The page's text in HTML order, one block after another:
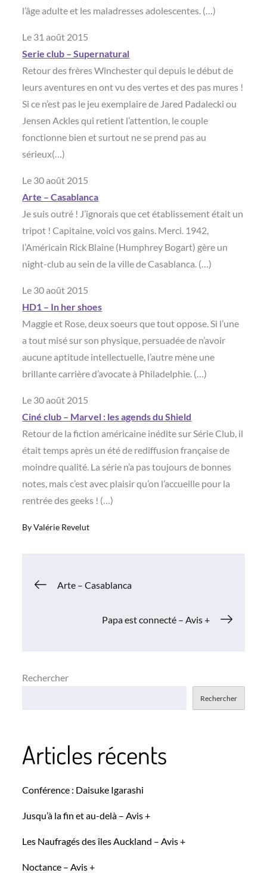
l’âge adulte et les maladresses adolescentes. (…)
Le 31 août 2015
Serie club – Supernatural
Retour des frères Winchester qui depuis le début de
leurs aventures en ont vu des vertes et des pas mures !
Si ce n’est pas le jeu exemplaire de Jared Padalecki ou
Jensen Ackles qui retient l’attention, le couple
fonctionne bien et surtout ne se prend pas au
sérieux(…)
Le 30 août 2015
Arte – Casablanca
Je suis outré ! J’ignorais que cet établissement était un
tripot ! Capitaine, voici vos gains. Merci. 1942,
l’Américain Rick Blaine (Humphrey Bogart) gère un
night-club au sein de la ville de Casablanca. (…)
Le 30 août 2015
HD1 – In her shoes
Maggie et Rose, deux soeurs que tout oppose. Si l’une
a tout misé sur son physique, persuadée de n’avoir
aucune aptitude intellectuelle, l’autre mène une
brillante carrière d’avocate à Philadelphie. (…)
Le 30 août 2015
Ciné club – Marvel : les agends du Shield
Retour de la fiction américaine inédite sur Série Club, il
était temps après un été de rediffusion française de
moindre qualité. La série n’a pas toujours de bonnes
notes, mais c’est avec plaisir qu’on l’accueille pour la
rentrée des geeks ! (…)
ByValérie Revelut
Navigation
Arte – Casablanca
Papa est connecté – Avis +
Rechercher
Rechercher
Articles récents
Conférence : Daisuke Igarashi
Jusqu’à la fin et au-delà – Avis +
Les Naufragés des îles Auckland – Avis +
Noctance – Avis +